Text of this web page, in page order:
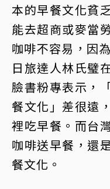
本的早餐文化貧
能去超商或麥當
咖啡不容易，因
日旅達人林氏璧
臉書粉專表示，
餐文化」差很遠
裡吃早餐。而台
咖啡送早餐，還
餐文化。